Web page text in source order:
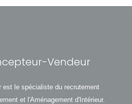
Vendeur
est le spécialiste du recrutement
et l'Aménagement d'Intérieur.